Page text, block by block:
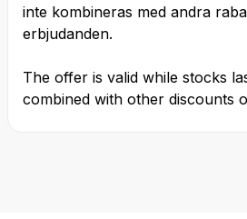
inte kombineras med andra
erbjudanden.
The offer is valid while stocks
combined with other discounts